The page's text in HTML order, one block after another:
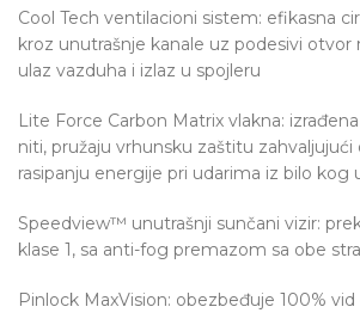
Cool Tech ventilacioni sistem: efikasna
kroz unutrašnje kanale uz podesivi otvor
ulaz vazduha i izlaz u spojleru
Lite Force Carbon Matrix vlakna:
niti, pružaju vrhunsku zaštitu
rasipanju energije pri udarima iz bilo kog
Speedview™ unutrašnji sunčani vizir:
klase 1, sa anti-fog premazom sa obe
Pinlock MaxVision: obezbeđuje 100%